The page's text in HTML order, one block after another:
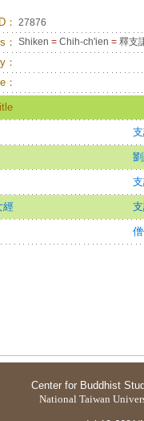
ID ： 27876
： Shiken = Chih-ch'ien = 釋支
：
：
經
Center for Buddhist
National Taiwan